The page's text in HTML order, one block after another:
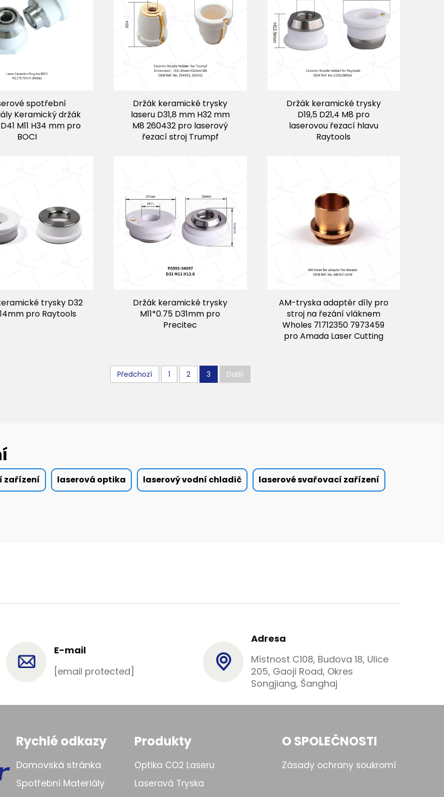
spotřební
Keramický držák
M11 H34 mm pro
BOCI
Držák keramické trysky
laseru D31,8 mm H32 mm
M8 260432 pro laserový
řezací stroj Trumpf
Držák keramické trysky
D19,5 D21,4 M8 pro
laserovou řezací hlavu
Raytools
trysky D32
pro Raytools
Držák keramické trysky
M11*0.75 D31mm pro
Precitec
AM-tryska adaptér díly pro
stroj na řezání vláknem
Wholes 71712350 7973459
pro Amada Laser Cutting
Předchozí 1 2 3 Další
zařízení laserová optika laserový vodní chladič laserové svařovací zařízení
E-mail
[email protected]
Adresa
Místnost C108, Budova 18, Ulice
205, Gaoji Road, Okres
Songjiang, Šanghaj
Rychlé odkazy
Domovská stránka
Spotřební Materiály
Produkty
Optika CO2 Laseru
Laserová Tryska
O SPOLEČNOSTI
Zásady ochrany soukromí